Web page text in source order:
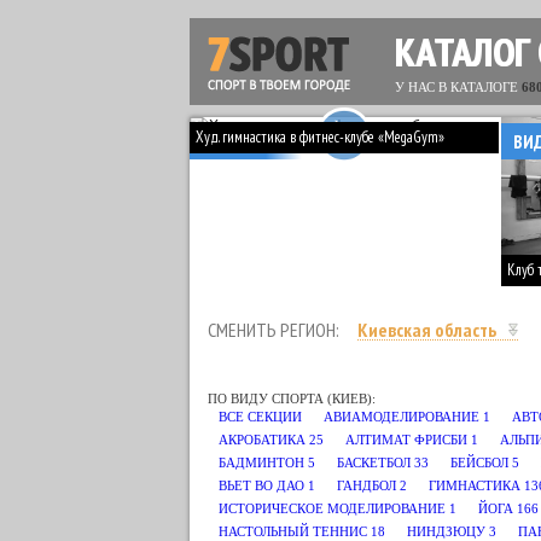
У НАС В КАТАЛОГЕ
Худ. гимнастика в фитнес-клубе «MegaGym»
ВИДЕО
Клуб
СМЕНИТЬ РЕГИОН: Киевская область
ПО ВИДУ СПОРТА (КИЕВ):
ВСЕ СЕКЦИИ
АВИАМОДЕЛИРОВАНИЕ 1
АКРОБАТИКА 25 АЛТИМАТ ФРИСБИ 1
БАДМИНТОН 5 БАСКЕТБОЛ 33 БЕЙСБОЛ 5
ВЬЕТ ВО ДАО 1 ГАНДБОЛ 2 ГИМНАСТИКА
ИСТОРИЧЕСКОЕ МОДЕЛИРОВАНИЕ 1 ЙОГА 166
НАСТОЛЬНЫЙ ТЕННИС 18 НИНДЗЮЦУ 3